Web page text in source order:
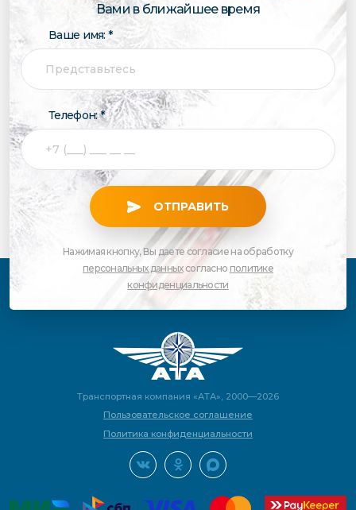
Вами в ближайшее время
Ваше имя: *
Телефон: *
ОТПРАВИТЬ
Нажимая кнопку, Вы даете согласие на обработку
персональных данныхсогласно политике
конфиденциальности
Транспортная компания «АТА», 2000—2026
Пользовательское соглашение
Политика конфиденциальности